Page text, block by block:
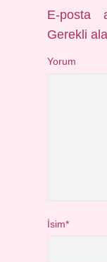
E-posta
Gerekli
Yorum
İsim*